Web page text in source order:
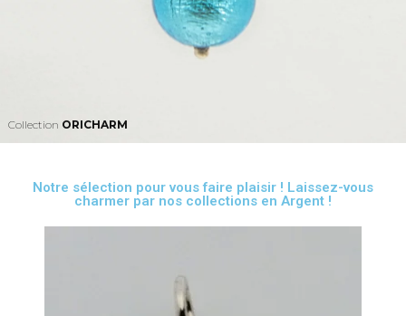
Collection ORICHARM
Notre sélection pour vous faire plaisir ! Laissez-vous
charmer par nos collections en Argent !